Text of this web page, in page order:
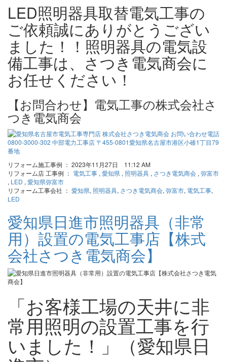
LED照明器具取替電気工事の
ご依頼誠にありがとうござい
ました！！照明器具の電気設
備工事は、さつき電気商会に
お任せください！
【お問合わせ】電気工事の株式会社さ
つき電気商会
リフォーム施工事例 ： 2023年11月27日 11:12 AM
リフォーム店 工事例 ： 電気工事 , 愛知県 , 照明器具 , さつき電気商会 , 弥富市
, LED , 愛知県弥富市
リフォーム工事会社 ： 愛知県, 照明器具, さつき電気商会, 弥富市, 電気工事,
LED
愛知県日進市照明器具（非常
用）設置の電気工事店【株式
会社さつき電気商会】
「お客様工場の天井に非
常用照明の設置工事を行
いました！」（愛知県日